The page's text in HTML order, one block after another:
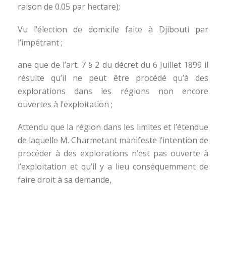
raison de 0.05 par hectare);
Vu l’élection de domicile faite à Djibouti par
l’impétrant ;
ane que de l’art. 7 § 2 du décret du 6 Juillet 1899 il
résuite qu’il ne peut être procédé qu’à des
explorations dans les régions non encore
ouvertes à l’exploitation ;
Attendu que la région dans les limites et l’étendue
de laquelle M. Charmetant manifeste l’intention de
procéder à des explorations n’est pas ouverte à
l’exploitation et qu’il y a lieu conséquemment de
faire droit à sa demande,